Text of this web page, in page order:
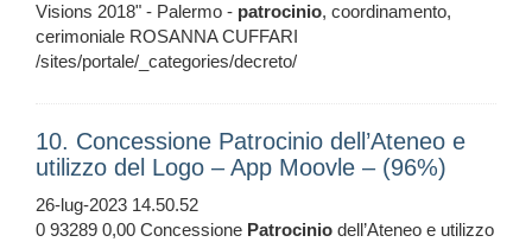
Visions 2018" - Palermo - patrocinio, coordinamento,
cerimoniale ROSANNA CUFFARI
/sites/portale/_categories/decreto/
10. Concessione Patrocinio dell’Ateneo e
utilizzo del Logo – App Moovle – (96%)
26-lug-2023 14.50.52
0 93289 0,00 Concessione Patrocinio dell’Ateneo e utilizzo